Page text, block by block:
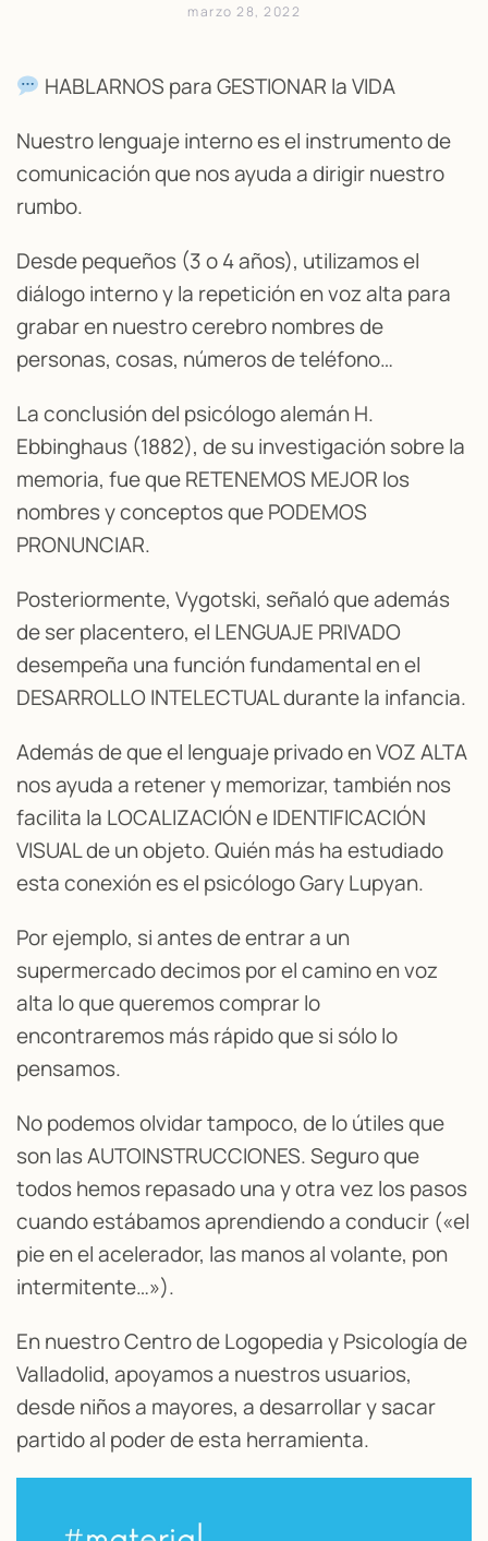
marzo 28, 2022
HABLARNOS para GESTIONAR la VIDA
Nuestro lenguaje interno es el instrumento de
comunicación que nos ayuda a dirigir nuestro
rumbo.
Desde pequeños (3 o 4 años), utilizamos el
diálogo interno y la repetición en voz alta para
grabar en nuestro cerebro nombres de
personas, cosas, números de teléfono…
La conclusión del psicólogo alemán H.
Ebbinghaus (1882), de su investigación sobre la
memoria, fue que RETENEMOS MEJOR los
nombres y conceptos que PODEMOS
PRONUNCIAR.
Posteriormente, Vygotski, señaló que además
de ser placentero, el LENGUAJE PRIVADO
desempeña una función fundamental en el
DESARROLLO INTELECTUAL durante la infancia.
Además de que el lenguaje privado en VOZ ALTA
nos ayuda a retener y memorizar, también nos
facilita la LOCALIZACIÓN e IDENTIFICACIÓN
VISUAL de un objeto. Quién más ha estudiado
esta conexión es el psicólogo Gary Lupyan.
Por ejemplo, si antes de entrar a un
supermercado decimos por el camino en voz
alta lo que queremos comprar lo
encontraremos más rápido que si sólo lo
pensamos.
No podemos olvidar tampoco, de lo útiles que
son las AUTOINSTRUCCIONES. Seguro que
todos hemos repasado una y otra vez los pasos
cuando estábamos aprendiendo a conducir («el
pie en el acelerador, las manos al volante, pon
intermitente…»).
En nuestro Centro de Logopedia y Psicología de
Valladolid, apoyamos a nuestros usuarios,
desde niños a mayores, a desarrollar y sacar
partido al poder de esta herramienta.